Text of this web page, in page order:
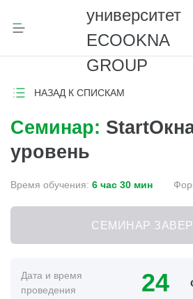
НАЗАД К СПИСКАМ
Семинар:
уровень
Время обучения: 6 час 30 мин
СЕМИНАР
Дата и время
проведения
24